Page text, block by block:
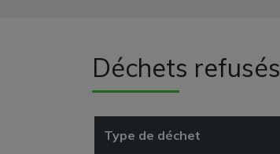
Déchets refusés
Type de déchet